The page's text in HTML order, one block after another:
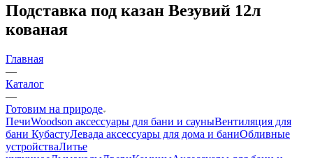
Подставка под казан Везувий 12л
кованая
Главная
—
Каталог
—
Готовим на природе
ПечиWoodson аксессуары для бани и сауныВентиляция для
бани КубастуЛевада аксессуары для дома и баниОбливные
устройстваЛитье